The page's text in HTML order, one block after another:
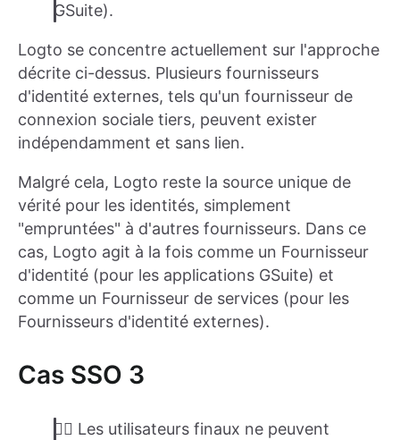
GSuite).
Logto se concentre actuellement sur l'approche
décrite ci-dessus. Plusieurs fournisseurs
d'identité externes, tels qu'un fournisseur de
connexion sociale tiers, peuvent exister
indépendamment et sans lien.
Malgré cela, Logto reste la source unique de
vérité pour les identités, simplement
"empruntées" à d'autres fournisseurs. Dans ce
cas, Logto agit à la fois comme un Fournisseur
d'identité (pour les applications GSuite) et
comme un Fournisseur de services (pour les
Fournisseurs d'identité externes).
Cas SSO 3
👉🏽 Les utilisateurs finaux ne peuvent